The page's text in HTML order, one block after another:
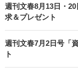
週刊文春8月13日・
求＆プレゼント
週刊文春7月2日号「
ト